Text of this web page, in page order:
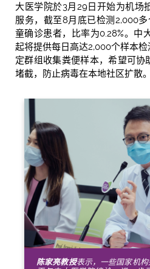
大医学院於3月29日开始为机场
服务，截至8月底已检测2,000
童确诊患者，比率为0.28%。中
起将提供每日高达2,000个样本
定群组收集粪便样本，希望可协
堵截，防止病毒在本地社区扩散。
陈家亮教授表示，一些国家机